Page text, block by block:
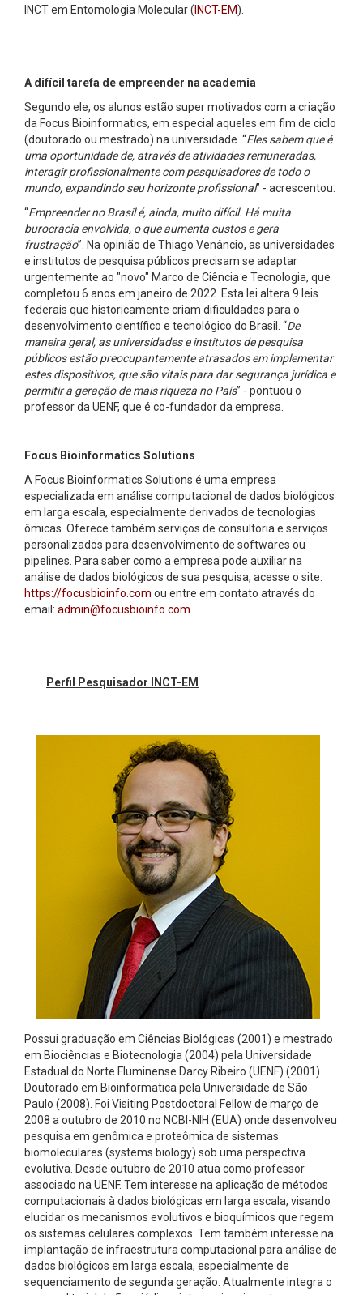
INCT em Entomologia Molecular (INCT-EM).
A difícil tarefa de empreender na academia
Segundo ele, os alunos estão super motivados com a criação
da Focus Bioinformatics, em especial aqueles em fim de ciclo
(doutorado ou mestrado) na universidade. “Eles sabem que é
uma oportunidade de, através de atividades remuneradas,
interagir profissionalmente com pesquisadores de todo o
mundo, expandindo seu horizonte profissional” - acrescentou.
“Empreender no Brasil é, ainda, muito difícil. Há muita
burocracia envolvida, o que aumenta custos e gera
frustração”. Na opinião de Thiago Venâncio, as universidades
e institutos de pesquisa públicos precisam se adaptar
urgentemente ao "novo" Marco de Ciência e Tecnologia, que
completou 6 anos em janeiro de 2022. Esta lei altera 9 leis
federais que historicamente criam dificuldades para o
desenvolvimento científico e tecnológico do Brasil. “De
maneira geral, as universidades e institutos de pesquisa
públicos estão preocupantemente atrasados em implementar
estes dispositivos, que são vitais para dar segurança jurídica e
permitir a geração de mais riqueza no País” - pontuou o
professor da UENF, que é co-fundador da empresa.
Focus Bioinformatics Solutions
A Focus Bioinformatics Solutions é uma empresa
especializada em análise computacional de dados biológicos
em larga escala, especialmente derivados de tecnologias
ômicas. Oferece também serviços de consultoria e serviços
personalizados para desenvolvimento de softwares ou
pipelines. Para saber como a empresa pode auxiliar na
análise de dados biológicos de sua pesquisa, acesse o site:
https://focusbioinfo.com ou entre em contato através do
email: admin@focusbioinfo.com
Perfil Pesquisador INCT-EM
Possui graduação em Ciências Biológicas (2001) e mestrado
em Biociências e Biotecnologia (2004) pela Universidade
Estadual do Norte Fluminense Darcy Ribeiro (UENF) (2001).
Doutorado em Bioinformatica pela Universidade de São
Paulo (2008). Foi Visiting Postdoctoral Fellow de março de
2008 a outubro de 2010 no NCBI-NIH (EUA) onde desenvolveu
pesquisa em genômica e proteômica de sistemas
biomoleculares (systems biology) sob uma perspectiva
evolutiva. Desde outubro de 2010 atua como professor
associado na UENF. Tem interesse na aplicação de métodos
computacionais à dados biológicas em larga escala, visando
elucidar os mecanismos evolutivos e bioquímicos que regem
os sistemas celulares complexos. Tem também interesse na
implantação de infraestrutura computacional para análise de
dados biológicos em larga escala, especialmente de
sequenciamento de segunda geração. Atualmente integra o